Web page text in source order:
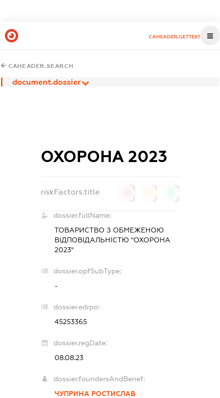
CAHEADER.GETTEST
CAHEADER.SEARCH
document.dossier
ОХОРОНА 2023
riskFactors.title
dossier.fullName:
ТОВАРИСТВО З ОБМЕЖЕНОЮ
ВІДПОВІДАЛЬНІСТЮ "ОХОРОНА
2023"
dossier.opfSubType:
-
dossier.edrpo:
45253365
dossier.regDate:
08.08.23
dossier.foundersAndBenef:
ЧУПРИНА РОСТИСЛАВ